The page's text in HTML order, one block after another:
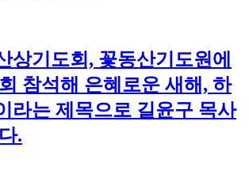
상기도회, 꽃동산기도원에
참석해 은혜로운 새해, 하
라는 제목으로 길윤구 목사
.